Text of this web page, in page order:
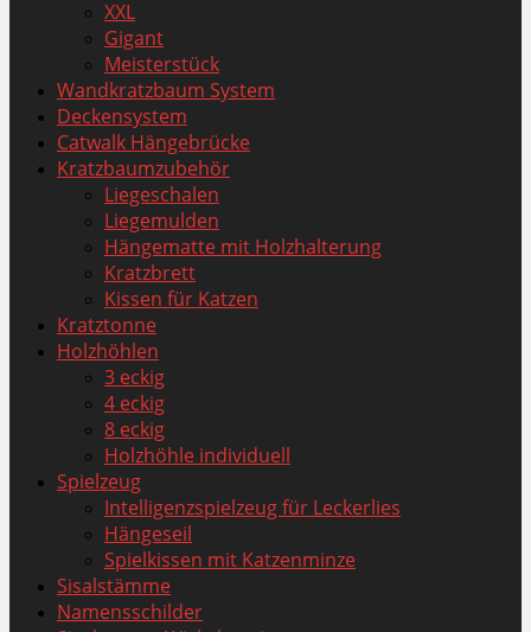
XXL
Gigant
Meisterstück
Wandkratzbaum System
Deckensystem
Catwalk Hängebrücke
Kratzbaumzubehör
Liegeschalen
Liegemulden
Hängematte mit Holzhalterung
Kratzbrett
Kissen für Katzen
Kratztonne
Holzhöhlen
3 eckig
4 eckig
8 eckig
Holzhöhle individuell
Spielzeug
Intelligenzspielzeug für Leckerlies
Hängeseil
Spielkissen mit Katzenminze
Sisalstämme
Namensschilder